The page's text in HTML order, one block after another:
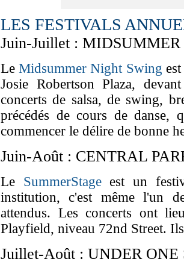
LES FESTIVALS
Juin-Juillet :
LeMidsummer Night Swing
Josie Robertson Plaza,
concerts de salsa, de swing,
précédés de cours de danse,
commencer le délire de bonne
Juin-Août : CENTRAL
Le SummerStageest un
institution, c'est même l'un
attendus. Les concerts ont
Playfield, niveau 72nd Street.
Juillet-Août : UNDER ONE